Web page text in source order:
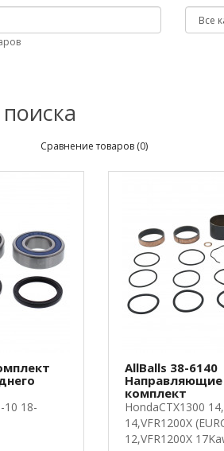
Сравнение товаров (0)
10 18-
AllBalls 38-6140
Направляющие
комплект
HondaCTX1300
14,VFR1200X
12,VFR1200X